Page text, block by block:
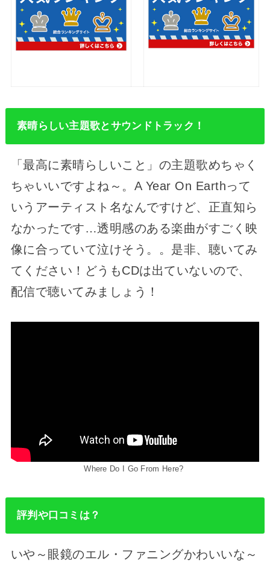
素晴らしい主題歌とサウンドトラック！
「最高に素晴らしいこと」の主題歌めちゃく
ちゃいいですよね～。A Year On Earthって
いうアーティスト名なんですけど、正直知ら
なかったです…透明感のある楽曲がすごく映
像に合っていて泣けそう。。是非、聴いてみ
てください！どうもCDは出ていないので、
配信で聴いてみましょう！
Where Do I Go From Here?
評判や口コミは？
いや～眼鏡のエル・ファニングかわいいな～